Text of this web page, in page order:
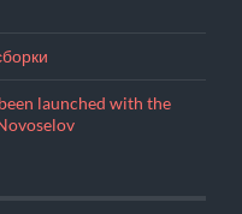
launched with the